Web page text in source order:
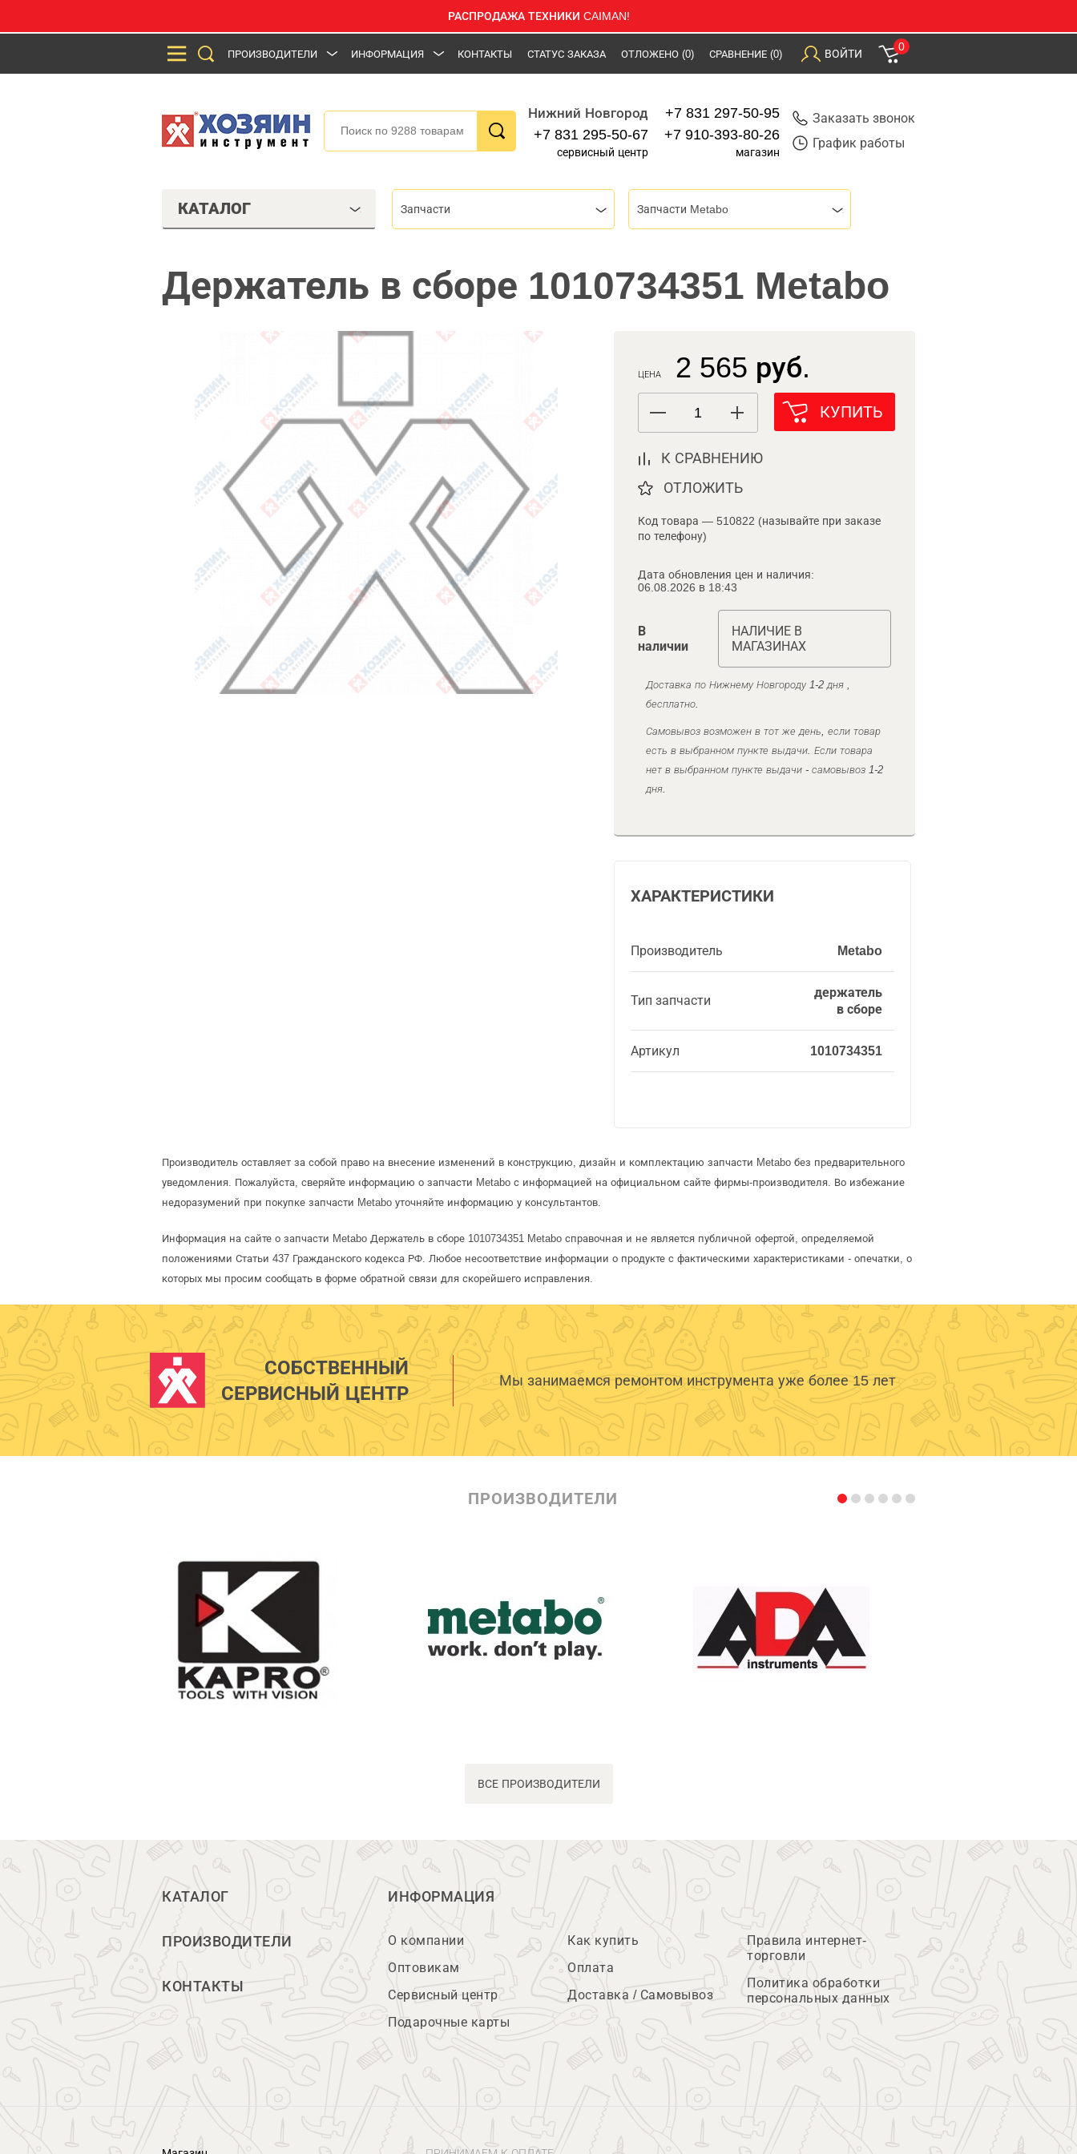
РАСПРОДАЖА ТЕХНИКИ CAIMAN!
ПРОИЗВОДИТЕЛИ ИНФОРМАЦИЯ КОНТАКТЫ СТАТУС ЗАКАЗА ОТЛОЖЕНО (0) СРАВНЕНИЕ (0) ВОЙТИ
0
Нижний Новгород
+7 831 295-50-67
сервисный центр
+7 831 297-50-95
+7 910-393-80-26
магазин
Заказать звонок
График работы
КАТАЛОГ Запчасти Запчасти Metabo
Держатель в сборе 1010734351 Metabo
ЦЕНА 2 565 руб.
КУПИТЬ
К СРАВНЕНИЮ
ОТЛОЖИТЬ
Код товара — 510822 (называйте при заказе
по телефону)
Дата обновления цен и наличия:
06.08.2026 в 18:43
В
наличии
НАЛИЧИЕ В
МАГАЗИНАХ
Доставка по Нижнему Новгороду 1-2 дня ,
бесплатно.
Самовывоз возможен в тот же день, если товар
есть в выбранном пункте выдачи. Если товара
нет в выбранном пункте выдачи - самовывоз 1-2
дня.
ХАРАКТЕРИСТИКИ
Производитель Metabo
Тип запчасти
держатель
в сборе
Артикул 1010734351
Производитель оставляет за собой право на внесение изменений в конструкцию, дизайн и комплектацию запчасти Metabo без предварительного
уведомления. Пожалуйста, сверяйте информацию о запчасти Metabo с информацией на официальном сайте фирмы-производителя. Во избежание
недоразумений при покупке запчасти Metabo уточняйте информацию у консультантов.
Информация на сайте о запчасти Metabo Держатель в сборе 1010734351 Metabo справочная и не является публичной офертой, определяемой
положениями Статьи 437 Гражданского кодекса РФ. Любое несоответствие информации о продукте с фактическими характеристиками - опечатки, о
которых мы просим сообщать в форме обратной связи для скорейшего исправления.
СОБСТВЕННЫЙ
СЕРВИСНЫЙ ЦЕНТР
Мы занимаемся ремонтом инструмента уже более 15 лет
ПРОИЗВОДИТЕЛИ
ВСЕ ПРОИЗВОДИТЕЛИ
КАТАЛОГ
ПРОИЗВОДИТЕЛИ
КОНТАКТЫ
ИНФОРМАЦИЯ
О компании
Оптовикам
Сервисный центр
Подарочные карты
Как купить
Оплата
Доставка / Самовывоз
Правила интернет-
торговли
Политика обработки
персональных данных